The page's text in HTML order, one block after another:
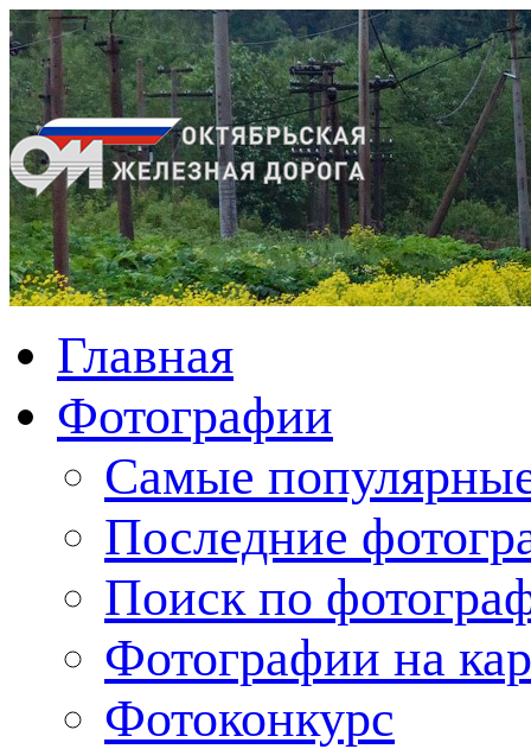
Главная
Фотографии
Cамые
Последние
Поиск по
Фотографии на
Фотоконкурс